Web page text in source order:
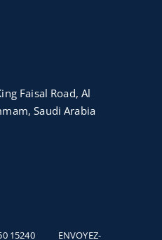
Faisal Road, Al
Saudi Arabia
15240 ENVOYEZ-